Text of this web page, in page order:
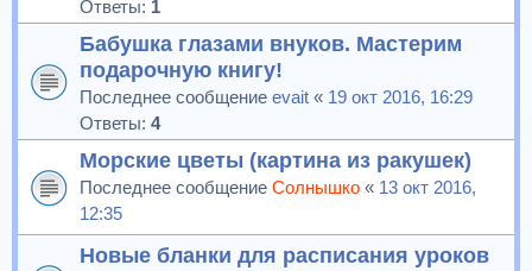
Ответы: 1
Бабушка глазами внуков. Мастерим
подарочную книгу!
Последнее сообщение evait « 19 окт 2016, 16:29
Ответы: 4
Морские цветы (картина из ракушек)
Последнее сообщение Солнышко « 13 окт 2016,
12:35
Новые бланки для расписания уроков